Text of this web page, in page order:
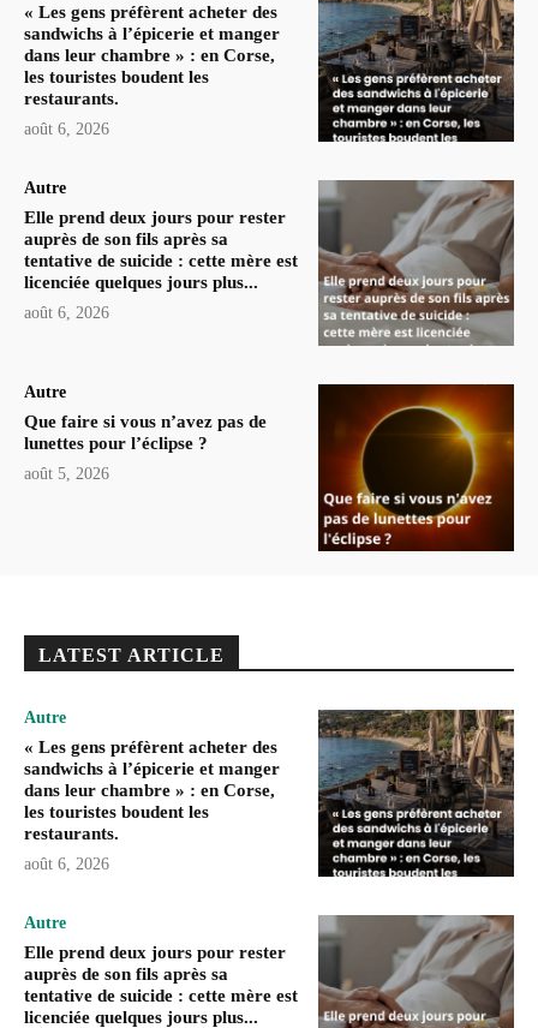
« Les gens préfèrent acheter des
sandwichs à l’épicerie et manger
dans leur chambre » : en Corse,
les touristes boudent les
restaurants.
août 6, 2026
Autre
Elle prend deux jours pour rester
auprès de son fils après sa
tentative de suicide : cette mère est
licenciée quelques jours plus...
août 6, 2026
Autre
Que faire si vous n’avez pas de
lunettes pour l’éclipse ?
août 5, 2026
LATEST ARTICLE
Autre
« Les gens préfèrent acheter des
sandwichs à l’épicerie et manger
dans leur chambre » : en Corse,
les touristes boudent les
restaurants.
août 6, 2026
Autre
Elle prend deux jours pour rester
auprès de son fils après sa
tentative de suicide : cette mère est
licenciée quelques jours plus...